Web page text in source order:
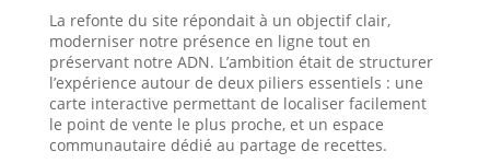
La refonte du site répondait à un objectif clair,
moderniser notre présence en ligne tout en
préservant notre ADN. L’ambition était de structurer
l’expérience autour de deux piliers essentiels : une
carte interactive permettant de localiser facilement
le point de vente le plus proche, et un espace
communautaire dédié au partage de recettes.